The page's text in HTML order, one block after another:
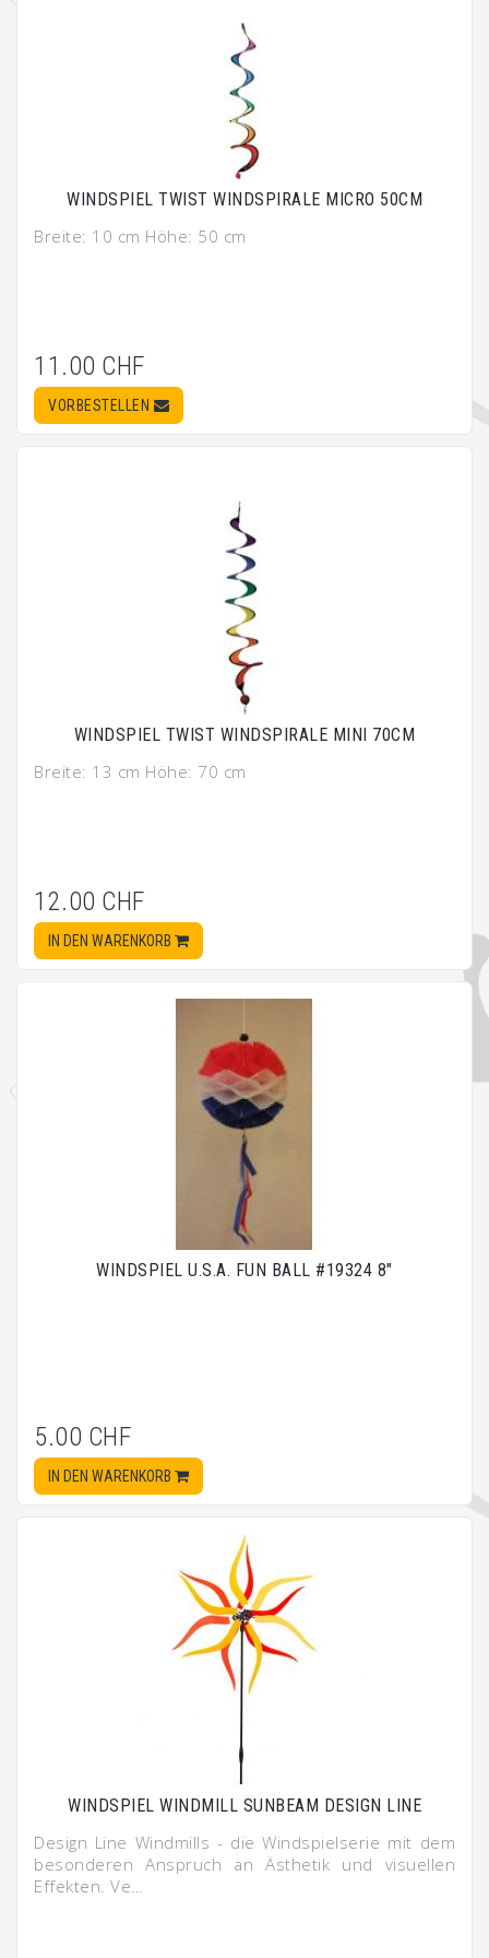
WINDSPIEL TWIST WINDSPIRALE MICRO 50CM
Breite: 10 cm Höhe: 50 cm
11.00 CHF
VORBESTELLEN
WINDSPIEL TWIST WINDSPIRALE MINI 70CM
Breite: 13 cm Höhe: 70 cm
12.00 CHF
IN DEN WARENKORB
WINDSPIEL U.S.A. FUN BALL #19324 8"
5.00 CHF
IN DEN WARENKORB
WINDSPIEL WINDMILL SUNBEAM DESIGN LINE
Design Line Windmills - die Windspielserie mit dem
besonderen Anspruch an Ästhetik und visuellen
Effekten. Ve…